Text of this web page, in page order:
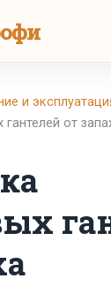
и
от